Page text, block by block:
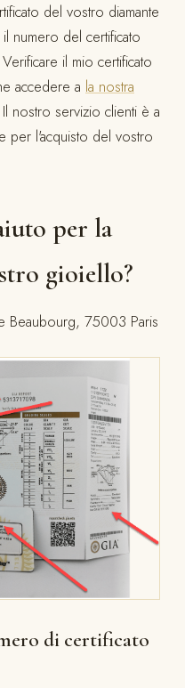
del vostro diamante
numero del certificato
il mio certificato
accedere a la nostra
Il nostro servizio clienti è a
per l'acquisto del vostro
per la
gioiello?
Beaubourg, 75003 Paris
di certificato